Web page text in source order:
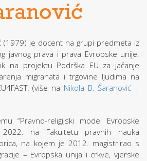
(1979) je docent na grupi predmeta iz
javnog prava i prava Evropske unije.
na projektu Podrška EU za jačanje
migranata i trgovine ljudima na
(više na Nikola B. Šaranović |
“Pravno-religijski model Evropske
na Fakultetu pravnih nauka
na kojem je 2012. magistrirao s
– Evropska unija i crkve, vjerske